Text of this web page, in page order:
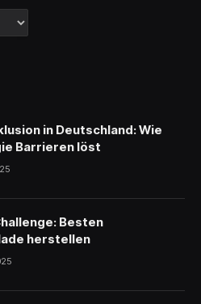
in Deutschland: Wie
Barrieren löst
Besten
herstellen